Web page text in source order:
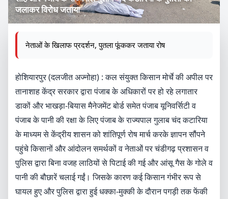
जलाकर विरोध जताया
नेताओं के खिलाफ प्रदर्शन, पुतला फूंककर जताया रोष
होशियारपुर (दलजीत अज्नोहा) : कल संयुक्त किसान मोर्चे की अपील पर
तानाशाह केंद्र सरकार द्वारा पंजाब के अधिकारों पर हो रहे लगातार
डाकों और भाखड़ा-बियास मैनेजमेंट बोर्ड समेत पंजाब यूनिवर्सिटी व
पंजाब के पानी की रक्षा के लिए पंजाब के राज्यपाल गुलाब चंद कटारिया
के माध्यम से केंद्रीय शासन को शांतिपूर्ण रोष मार्च करके ज्ञापन सौंपने
पहुंचे किसानों और आंदोलन समर्थकों व नेताओं पर चंडीगढ़ प्रशासन व
पुलिस द्वारा बिना वजह लाठियों से पिटाई की गई और आंसू गैस के गोले व
पानी की बौछारें चलाई गईं। जिसके कारण कई किसान गंभीर रूप से
घायल हुए और पुलिस द्वारा हुई धक्का‑मुक्की के दौरान पगड़ी तक फेंकी